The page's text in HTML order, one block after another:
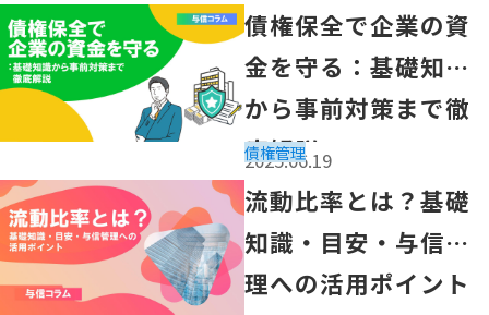
「債権保全で企業の資金を守る：基礎知識から事前対策
2025.06.19
債権保全で企業の資
金を守る：基礎知識
から事前対策まで徹
底解説
債権管理
「流動比率とは？基礎知識・目安・与信管理への活用ポ
流動比率とは？基礎
知識・目安・与信管
理への活用ポイント